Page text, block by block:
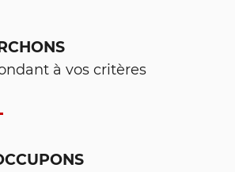
à vos critères